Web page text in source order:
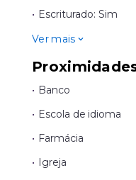
• Escriturado: Sim
Ver mais
• Banco
• Escola de idioma
• Farmácia
• Igreja